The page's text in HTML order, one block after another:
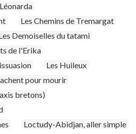
Léonarda
Les Chemins de Tremargat
Demoiselles du tatami
de l'Erika
Les Huileux
pour mourir
bretons)
Loctudy-Abidjan, aller simple